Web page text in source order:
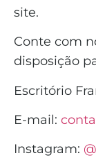
site.
Conte com
disposição
Escritório
E-mail:
Instagram: